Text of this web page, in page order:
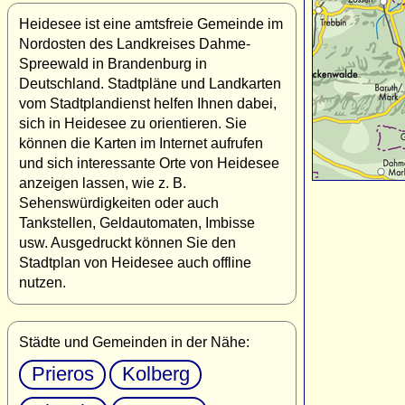
Heidesee ist eine amtsfreie Gemeinde im
Nordosten des Landkreises Dahme-
Spreewald in Brandenburg in
Deutschland. Stadtpläne und Landkarten
vom Stadtplandienst helfen Ihnen dabei,
sich in Heidesee zu orientieren. Sie
können die Karten im Internet aufrufen
und sich interessante Orte von Heidesee
anzeigen lassen, wie z. B.
Sehenswürdigkeiten oder auch
Tankstellen, Geldautomaten, Imbisse
usw. Ausgedruckt können Sie den
Stadtplan von Heidesee auch offline
nutzen.
Städte und Gemeinden in der Nähe:
Prieros
Kolberg